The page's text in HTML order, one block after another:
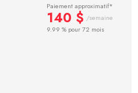
Paiement approximatif*
140 $ /semaine
9.99 % pour 72 mois